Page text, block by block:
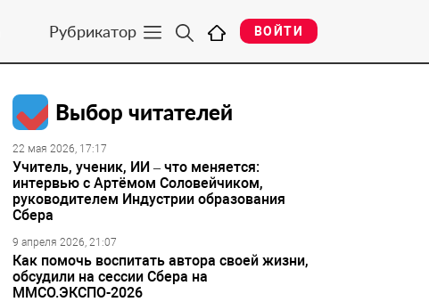
Рубрикатор ВОЙТИ
Выбор читателей
22 мая 2026, 17:17
Учитель, ученик, ИИ – что меняется:
интервью с Артёмом Соловейчиком,
руководителем Индустрии образования
Сбера
9 апреля 2026, 21:07
Как помочь воспитать автора своей жизни,
обсудили на сессии Сбера на
ММСО.ЭКСПО-2026